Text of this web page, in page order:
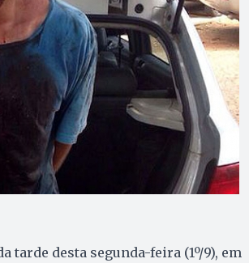
desta segunda-feira (1º/9), em